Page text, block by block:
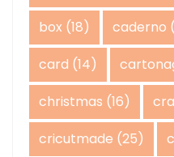
box (18) caderno
card (14)
christmas (16)
cricutmade (25)